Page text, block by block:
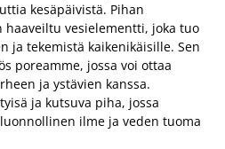
kesäpäivistä. Pihan
haaveiltu vesielementti, joka tuo
ja tekemistä kaikenikäisille. Sen
poreamme, jossa voi ottaa
ja ystävien kanssa.
ja kutsuva piha, jossa
ilme ja veden tuoma